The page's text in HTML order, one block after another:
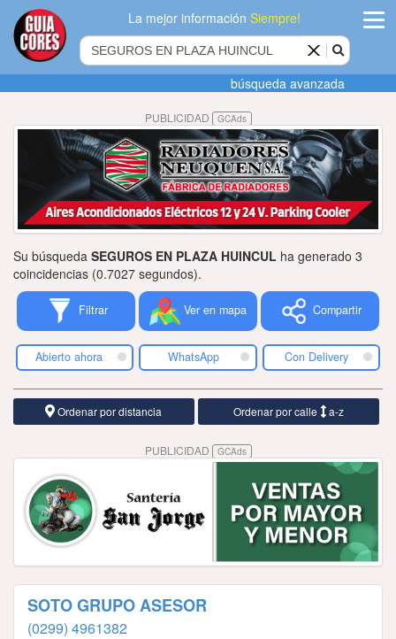
La mejor informaciónSiempre!
Agregar
empresa
Actualizar
Publicidad
Tiendacores
Contactenos
búsqueda avanzada
PUBLICIDAD GCAds
Su búsqueda SEGUROS EN PLAZA HUINCUL ha generado 3
coincidencias (0.7027 segundos).
Filtrar Ver en mapa Compartir
Abierto ahora WhatsApp Con Delivery
Ordenar por distancia Ordenar por calle a-z
PUBLICIDAD GCAds
SOTO GRUPO ASESOR
(0299) 4961382